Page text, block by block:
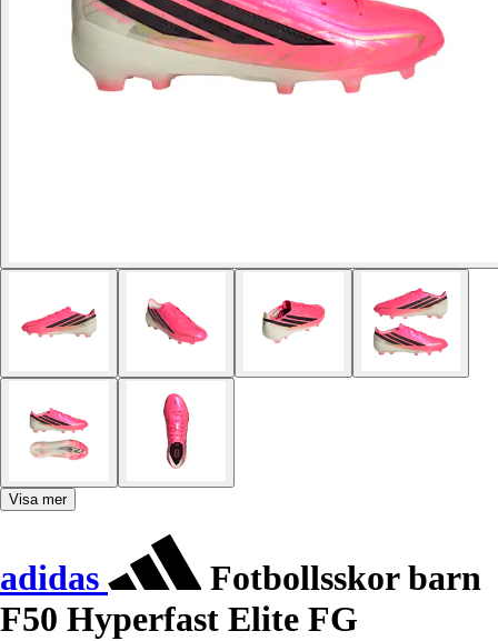
Visa mer
adidas
Fotbollsskor barn
F50 Hyperfast Elite FG